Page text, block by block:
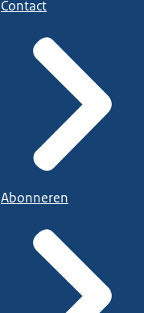
Contact
Abonneren